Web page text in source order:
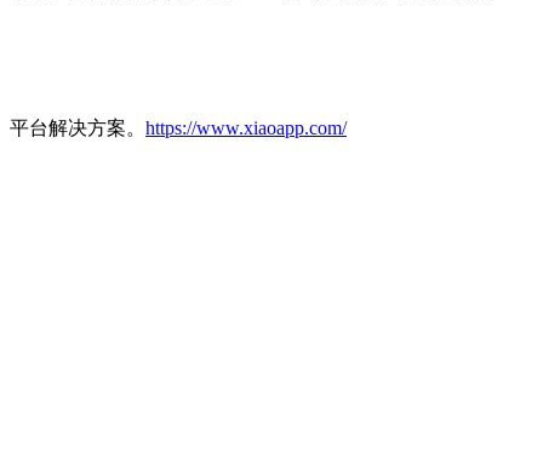
平台解决方案。 https://www.xiaoapp.com/